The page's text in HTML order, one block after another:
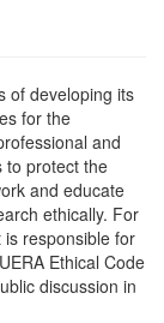
of developing its
for the
and
to protect the
and educate
ethically. For
responsible for
Ethical Code
discussion in